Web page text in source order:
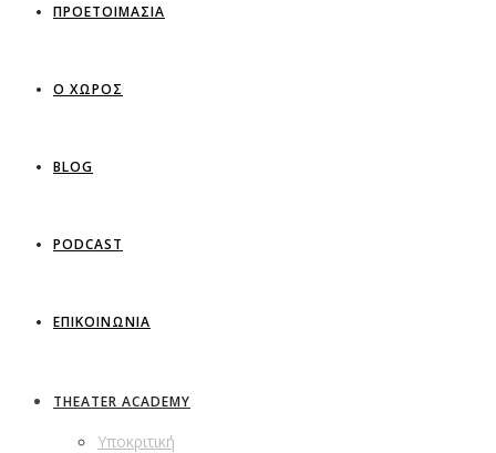
ΠΡΟΕΤΟΙΜΑΣΙΑ
Ο ΧΩΡΟΣ
BLOG
PODCAST
ΕΠΙΚΟΙΝΩΝΙΑ
THEATER ACADEMY
Υποκριτική